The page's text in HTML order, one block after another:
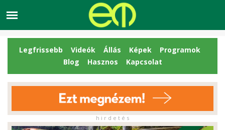
Legfrissebb Videók Állás Képek
Programok
Blog
Hasznos Kapcsolat
h i r d e t é s